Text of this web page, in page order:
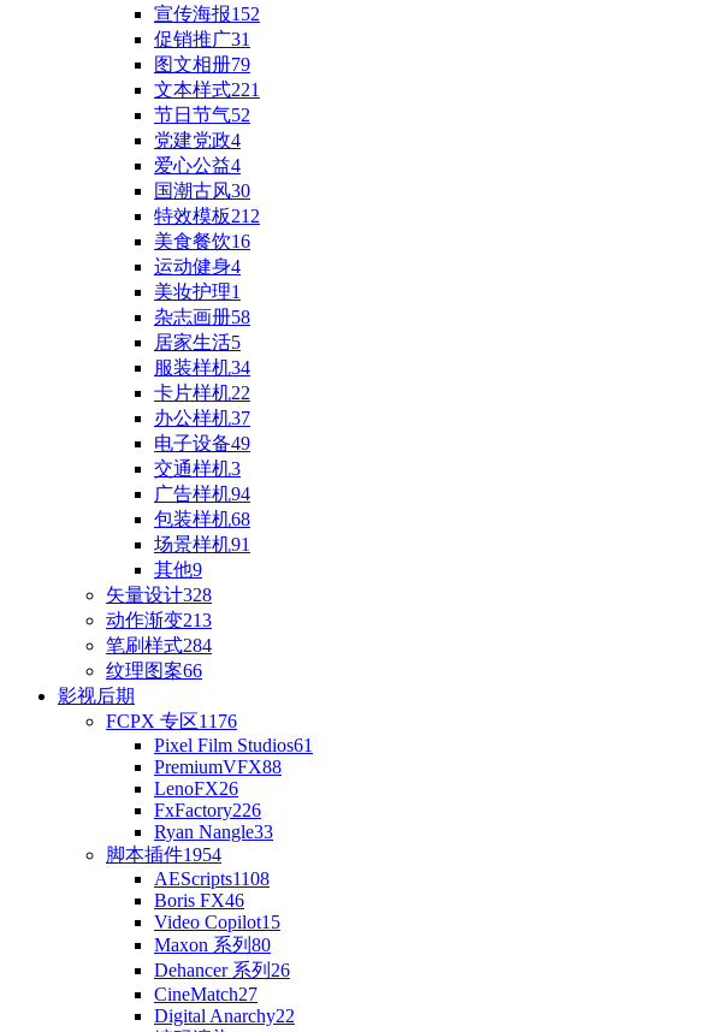
宣传海报152
促销推广31
图文相册79
文本样式221
节日节气52
党建党政4
爱心公益4
国潮古风30
特效模板212
美食餐饮16
运动健身4
美妆护理1
杂志画册58
居家生活5
服装样机34
卡片样机22
办公样机37
电子设备49
交通样机3
广告样机94
包装样机68
场景样机91
其他9
矢量设计328
动作渐变213
笔刷样式284
纹理图案66
影视后期
FCPX 专区1176
Pixel Film Studios61
PremiumVFX88
LenoFX26
FxFactory226
Ryan Nangle33
脚本插件1954
AEScripts1108
Boris FX46
Video Copilot15
Maxon 系列 80
Dehancer 系列 26
CineMatch27
Digital Anarchy22